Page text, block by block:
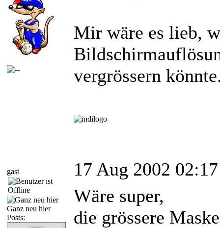
Mir wäre es lieb,
vergrössern
gast
Ganz neu hier
Posts:
17 Aug 2002 02:17
Wäre super,
die grössere Maske